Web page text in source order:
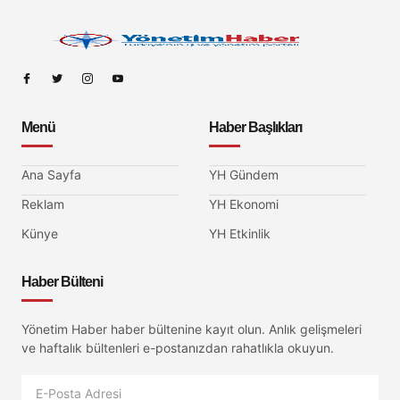
Menü
Ana Sayfa
Reklam
Künye
Haber Başlıkları
YH Gündem
YH Ekonomi
YH Etkinlik
Haber Bülteni
Yönetim Haber haber bültenine kayıt olun. Anlık gelişmeleri
ve haftalık bültenleri e-postanızdan rahatlıkla okuyun.